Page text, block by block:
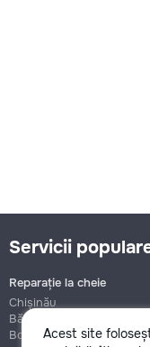
Acest site
Servicii
Reparație la cheie
Chișinău
Bălți
Botanica